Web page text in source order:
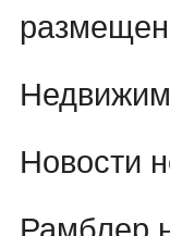
Новости
Рамблер